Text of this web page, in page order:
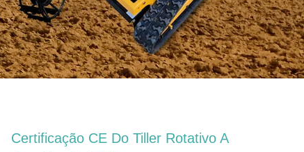
Certificação CE Do Tiller Rotativo A